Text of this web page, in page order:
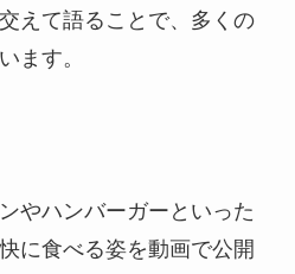
えて語ることで、多くの
ます。
やハンバーガーといった
に食べる姿を動画で公開